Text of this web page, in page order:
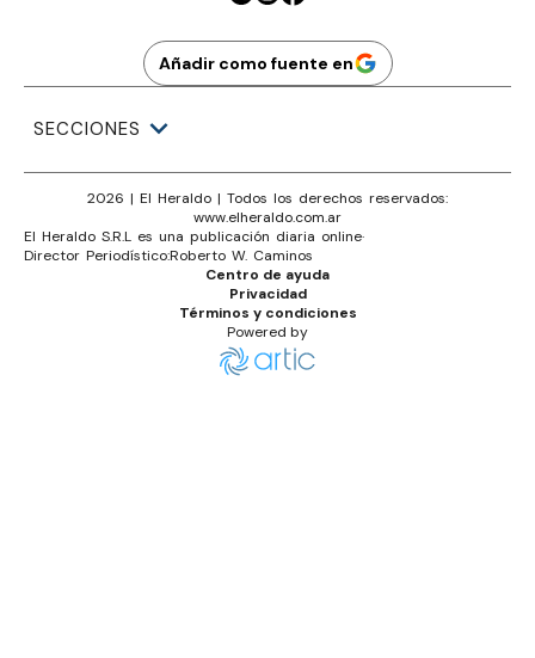
Añadir como fuente en
SECCIONES
2026 | El Heraldo | Todos los derechos reservados:
www.elheraldo.com.ar
El Heraldo S.R.L es una publicación diaria online·
Director Periodístico:Roberto W. Caminos
Términos y condiciones
Privacidad
Centro de ayuda
Powered by